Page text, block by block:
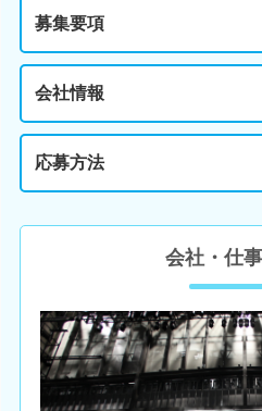
募集要項
会社情報
応募方法
会社・仕